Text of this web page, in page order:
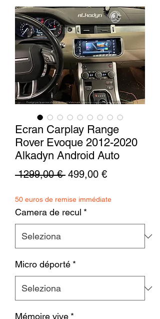
Ecran Carplay Range
Rover Evoque 2012-2020
Alkadyn Android Auto
1299,00 € Prezzo
499,00 €Prezzo
50 euros de remise immédiate
Camera de recul *
Micro déporté *
Mémoire vive *